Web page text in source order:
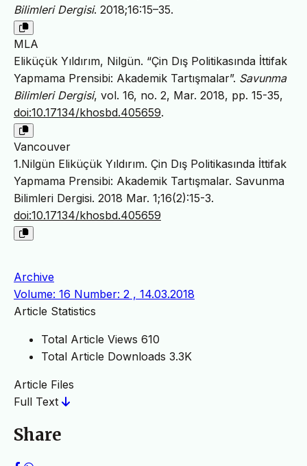
Bilimleri Dergisi. 2018;16:15–35.
MLA
Eliküçük Yıldırım, Nilgün. “Çin Dış Politikasında İttifak
Yapmama Prensibi: Akademik Tartışmalar”. Savunma
Bilimleri Dergisi, vol. 16, no. 2, Mar. 2018, pp. 15-35,
doi:10.17134/khosbd.405659.
Vancouver
1.Nilgün Eliküçük Yıldırım. Çin Dış Politikasında İttifak
Yapmama Prensibi: Akademik Tartışmalar. Savunma
Bilimleri Dergisi. 2018 Mar. 1;16(2):15-3.
doi:10.17134/khosbd.405659
Archive
Volume: 16 Number: 2 , 14.03.2018
Article Statistics
Total Article Views 610
Total Article Downloads 3.3K
Article Files
Full Text
Share